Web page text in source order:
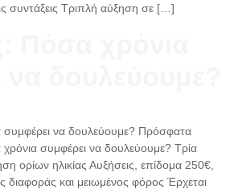
συντάξεις Τριπλή αύξηση σε […]
συμφέρει να δουλεύουμε? Πρόσφατα
συμφέρει να δουλεύουμε? Τρία
ορίων ηλικίας Αυξήσεις, επίδομα 250€,
και μειωμένος φόρος Έρχεται